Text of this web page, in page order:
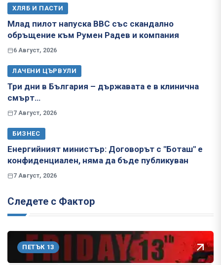
ХЛЯБ И ПАСТИ
Млад пилот напуска ВВС със скандално
обръщение към Румен Радев и компания
6 Август, 2026
ЛАЧЕНИ ЦЪРВУЛИ
Три дни в България – държавата е в клинична
смърт…
7 Август, 2026
БИЗНЕС
Енергийният министър: Договорът с "Боташ" е
конфиденциален, няма да бъде публикуван
7 Август, 2026
Следете с Фактор
ПЕТЪК 13